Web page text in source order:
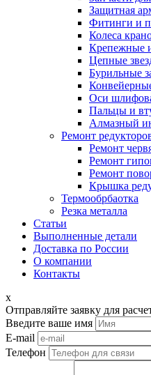
Защитная
Фитинги и
Колеса
Крепежные
Цепные
Бурильные
Оси
Пальцы и
Алмазный
Ремонт
Ремонт
Ремонт
Ремонт
Крышка
Термообрбаотка
Резка металла
Статьи
Выполненные детали
Доставка по России
О компании
Контакты
x
Отправляйте заявку для
Введите ваше имя
E-mail
Телефон